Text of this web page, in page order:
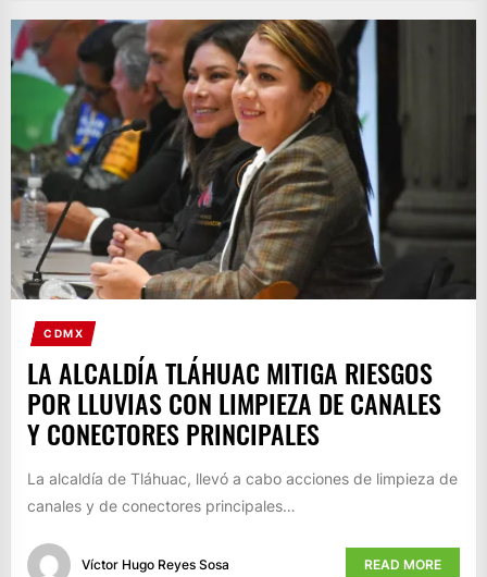
CDMX
LA ALCALDÍA TLÁHUAC MITIGA RIESGOS
POR LLUVIAS CON LIMPIEZA DE CANALES
Y CONECTORES PRINCIPALES
La alcaldía de Tláhuac, llevó a cabo acciones de limpieza de
canales y de conectores principales…
Víctor Hugo Reyes Sosa READ MORE